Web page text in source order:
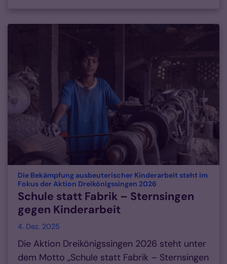
Die Bekämpfung ausbeuterischer Kinderarbeit steht im
Fokus der Aktion Dreikönigssingen 2026
Schule statt Fabrik – Sternsingen
gegen Kinderarbeit
4. Dez. 2025
Die Aktion Dreikönigssingen 2026 steht unter
dem Motto „Schule statt Fabrik – Sternsingen